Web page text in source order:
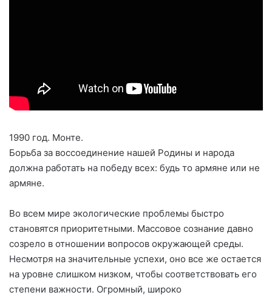
1990 год. Монте.
Борьба за воссоединение нашей Родины и народа
должна работать на победу всех: будь то армяне или не
армяне.
Во всем мире экологические проблемы быстро
становятся приоритетными. Массовое сознание давно
созрело в отношении вопросов окружающей среды.
Несмотря на значительные успехи, оно все же остается
на уровне слишком низком, чтобы соответствовать его
степени важности. Огромный, широко